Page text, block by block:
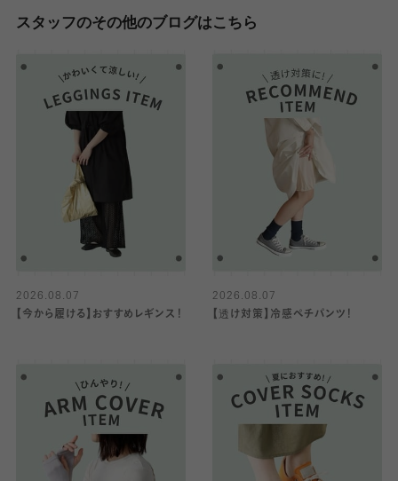
スタッフのその他のブログはこちら
2026.08.07
【今から履ける】おすすめレギンス！
2026.08.07
【透け対策】冷感ペチパンツ！